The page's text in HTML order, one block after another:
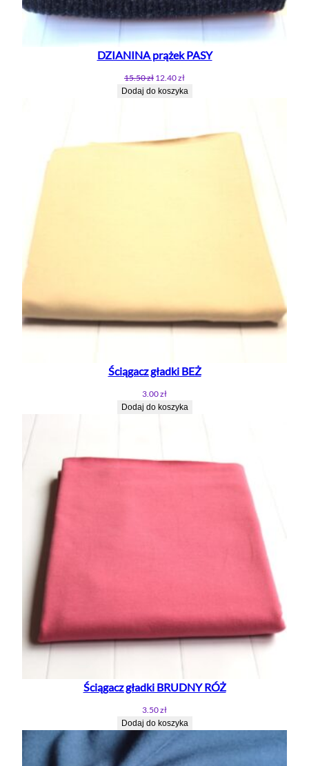
DZIANINA prążek PASY
15.50zł Pierwotna
cena
12.40złAktualna
cena
Dodaj do koszyka
Ściągacz gładki BEŻ
3.00zł
Dodaj do koszyka
Ściągacz gładki BRUDNY RÓŻ
3.50zł
Dodaj do koszyka